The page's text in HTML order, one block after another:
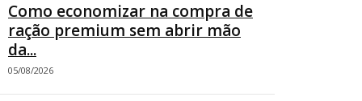
Como economizar na compra de
ração premium sem abrir mão
da...
05/08/2026